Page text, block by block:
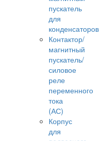
пускатель
для
конденсаторов
Контактор/
магнитный
пускатель/
силовое
реле
переменного
тока
(АС)
Корпус
для